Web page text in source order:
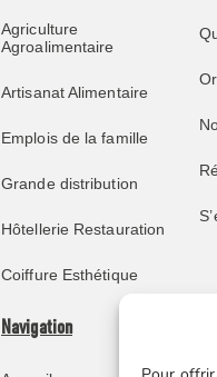
Agriculture
Agroalimentaire
Artisanat Alimentaire
Emplois de la famille
Grande distribution
Hôtellerie Restauration
Coiffure Esthétique
Navigation